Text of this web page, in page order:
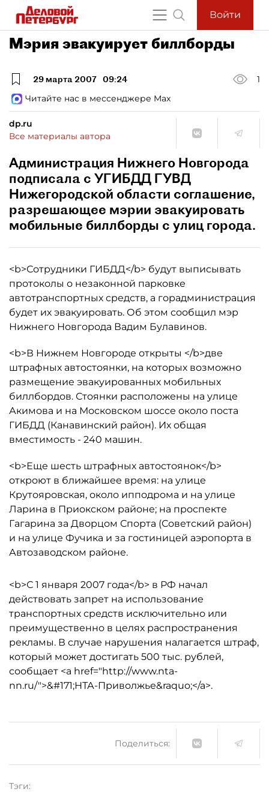
Войти
Мэрия эвакуирует биллборды
29 марта 2007 09:24
1
Читайте нас в мессенджере Max
dp.ru
Все материалы автора
Администрация Нижнего Новгорода
подписала с УГИБДД ГУВД
Нижегородской области соглашение,
разрешающее мэрии эвакуировать
мобильные биллборды с улиц города.
<b>Сотрудники ГИБДД</b> будут выписывать
протоколы о незаконной парковке
автотранспортных средств, а горадминистрация
будет их эвакуировать. Об этом сообщил мэр
Нижнего Новгорода Вадим Булавинов.
<b>В Нижнем Новгороде открыты </b>две
штрафных автостоянки, на которых возможно
размещение эвакуированных мобильных
биллбордов. Стоянки расположены на улице
Акимова и на Московском шоссе около поста
ГИБДД (Канавинский район). Их общая
вместимость - 240 машин.
<b>Еще шесть штрафных автостоянок</b>
откроют в ближайшее время: на улице
Крутояровская, около ипподрома и на улице
Ларина в Приокском районе; на проспекте
Гагарина за Дворцом Спорта (Советский район)
и на улице Фучика и за гостиницей аэропорта в
Автозаводском районе.
<b>С 1 января 2007 года</b> в РФ начал
действовать запрет на использование
транспортных средств исключительно или
преимущественно в целях распространения
рекламы. В случае нарушения налагается штраф,
который может достигать 500 тыс. рублей,
сообщает <a href="http://www.nta-
nn.ru/">&#171;НТА-Приволжье&raquo;</a>.
Поделиться:
Тэги: